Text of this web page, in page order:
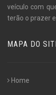
veículo com
terão o prazer
MAPA DO
Home